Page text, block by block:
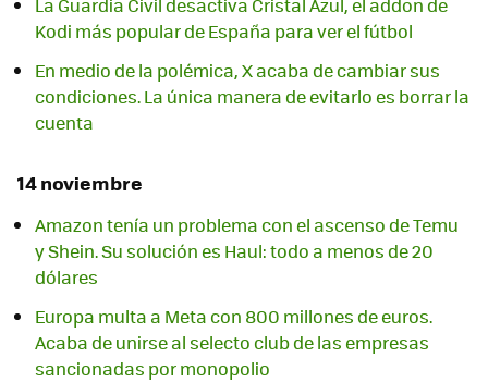
Kodi más popular de España para ver el fútbol
En medio de la polémica, X acaba de cambiar sus
condiciones. La única manera de evitarlo es borrar la
cuenta
14 noviembre
Amazon tenía un problema con el ascenso de Temu
y Shein. Su solución es Haul: todo a menos de 20
dólares
Europa multa a Meta con 800 millones de euros.
Acaba de unirse al selecto club de las empresas
sancionadas por monopolio